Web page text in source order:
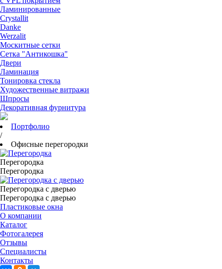
Ламинированные
Crystallit
Danke
Werzalit
Москитные сетки
Сетка "Антикошка"
Двери
Ламинация
Тонировка стекла
Художественные витражи
Шпросы
Декоративная фурнитура
Портфолио
/
Офисные перегородки
Перегородка
Перегородка
Перегородка с дверью
Перегородка с дверью
Пластиковые окна
О компании
Каталог
Фотогалерея
Отзывы
Специалисты
Контакты